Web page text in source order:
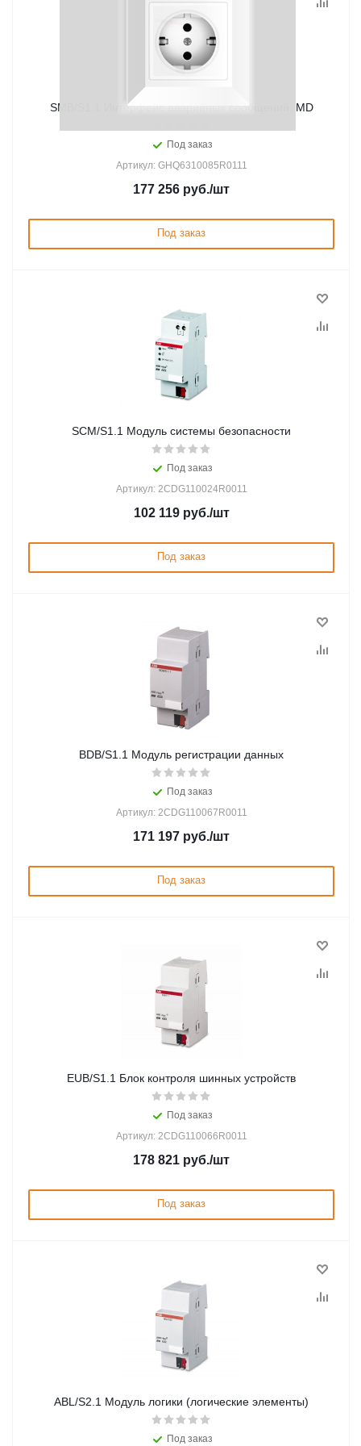
SMB/S1.1 Интерфейс аварийных сообщений, MD
Под заказ
Артикул: GHQ6310085R0111
177 256 руб./шт
Под заказ
SCM/S1.1 Модуль системы безопасности
Под заказ
Артикул: 2CDG110024R0011
102 119руб./шт
Под заказ
BDB/S1.1 Модуль регистрации данных
Под заказ
Артикул: 2CDG110067R0011
171 197 руб./шт
Под заказ
EUB/S1.1 Блок контроля шинных устройств
Под заказ
Артикул: 2CDG110066R0011
178 821 руб./шт
Под заказ
ABL/S2.1 Модуль логики (логические элементы)
Под заказ